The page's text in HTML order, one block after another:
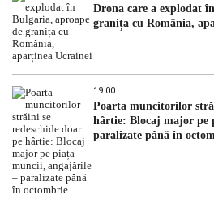
Drona care a explodat
granița cu România,
19:00
Poarta muncitorilor
hârtie: Blocaj major pe
paralizate până în